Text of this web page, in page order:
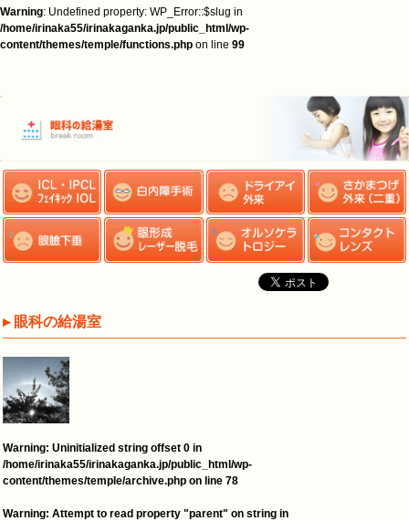
Warning: Undefined property: WP_Error::$slug in
/home/irinaka55/irinakaganka.jp/public_html/wp-
content/themes/temple/functions.php on line 99
▸ 眼科の給湯室
Warning: Uninitialized string offset 0 in
/home/irinaka55/irinakaganka.jp/public_html/wp-
content/themes/temple/archive.php on line 78
Warning: Attempt to read property "parent" on string in